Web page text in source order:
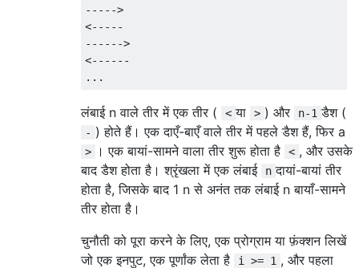
----->
<-----
------>
<------
लंबाई n वाले तीर में एक तीर ( < या > ) और n-1 डैश (
- ) होते हैं। एक दाएँ-बाएँ वाले तीर में पहले डैश हैं, फिर a
> । एक बायां-सामने वाला तीर शुरू होता है < , और उसके
बाद डैश होता है। श्रृंखला में एक लंबाई
n दायां-बायां तीर
होता है, जिसके बाद 1 n से अनंत तक लंबाई n बायाँ-सामने
तीर होता है।
चुनौती को पूरा करने के लिए, एक प्रोग्राम या फ़ंक्शन लिखें
जो एक इनपुट, एक पूर्णांक लेता है
i >= 1 , और पहला